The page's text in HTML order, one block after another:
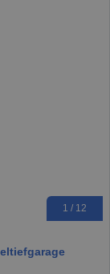
1 / 12